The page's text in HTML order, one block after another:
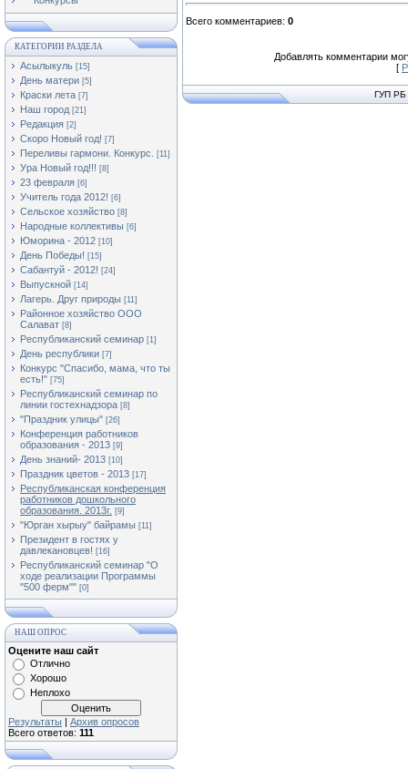
КАТЕГОРИИ РАЗДЕЛА
Асылыкуль [15]
День матери [5]
Краски лета [7]
Наш город [21]
Редакция [2]
Скоро Новый год! [7]
Переливы гармони. Конкурс. [11]
Ура Новый год!!! [8]
23 февраля [6]
Учитель года 2012! [6]
Сельское хозяйство [8]
Народные коллективы [6]
Юморина - 2012 [10]
День Победы! [15]
Сабантуй - 2012! [24]
Выпускной [14]
Лагерь. Друг природы [11]
Районное хозяйство ООО
Салават [8]
Республиканский семинар [1]
День республики [7]
Конкурс "Спасибо, мама, что ты
есть!" [75]
Республиканский семинар по
линии гостехнадзора [8]
"Праздник улицы" [26]
Конференция работников
образования - 2013 [9]
День знаний- 2013 [10]
Праздник цветов - 2013 [17]
Республиканская конференция
работников дошкольного
образования. 2013г. [9]
"Юрган хырыу" байрамы [11]
Президент в гостях у
давлекановцев! [16]
Республиканский семинар "О
ходе реализации Программы
"500 ферм"" [0]
НАШ ОПРОС
Оцените наш сайт
Отлично
Хорошо
Неплохо
Результаты | Архив опросов
Всего ответов: 111
Всего комментариев: 0
Добавлять комментарии
[
ГУП РБ